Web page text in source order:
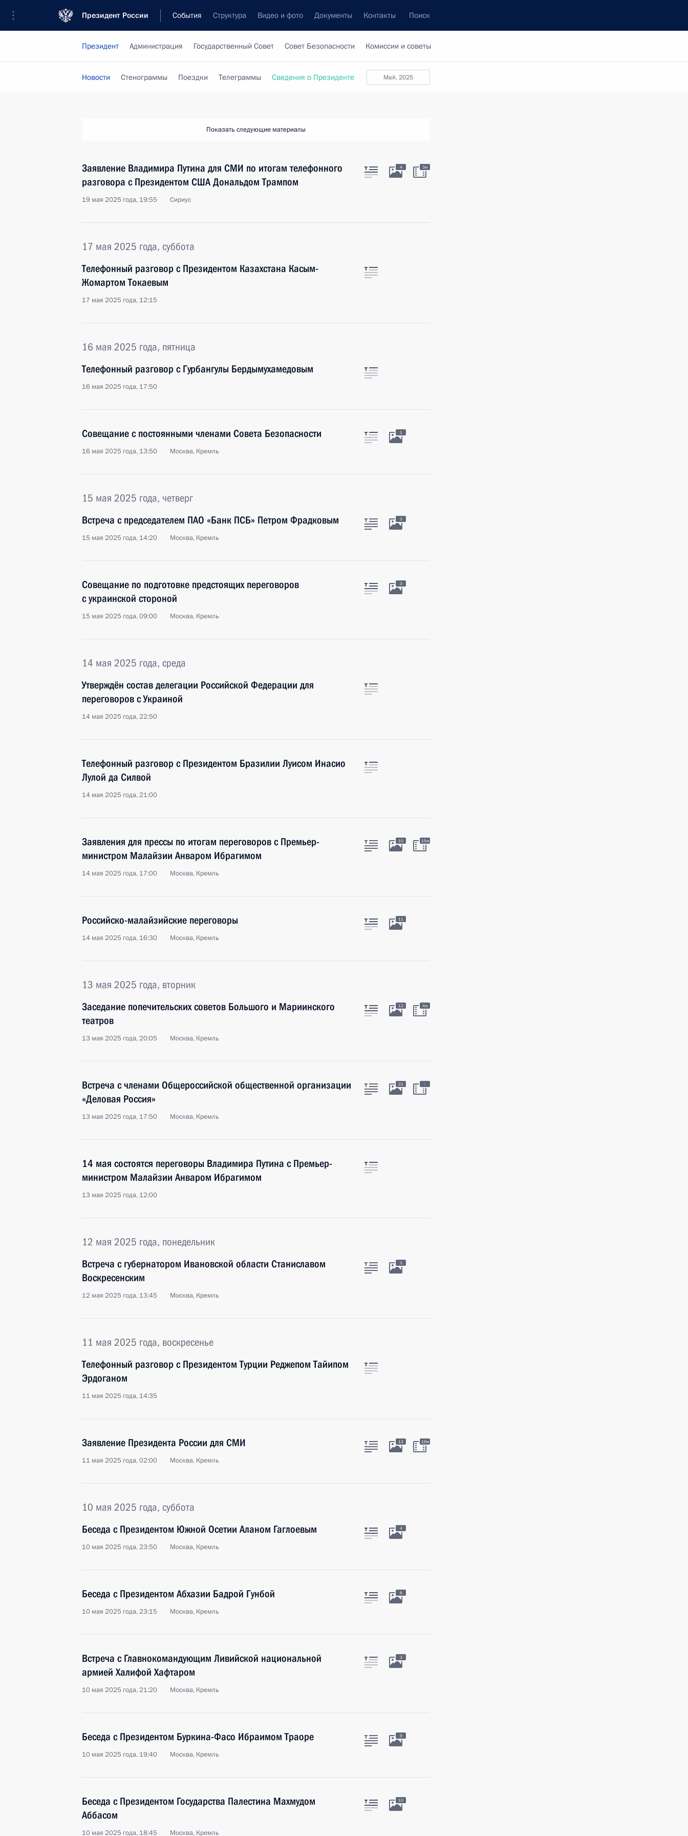
Президент России События Структура Видео и фото Документы Контакты Поиск
Президент Администрация Государственный Совет Совет Безопасности Комиссии и советы
май, 2025
Новости Стенограммы Поездки Телеграммы Сведения о Президенте
Показать следующие материалы
Заявление Владимира Путина для СМИ по итогам телефонного
разговора с Президентом США Дональдом Трампом
19 мая 2025 года, 19:55 Сириус
4 3м
17 мая 2025 года, суббота
Телефонный разговор с Президентом Казахстана Касым-
Жомартом Токаевым
17 мая 2025 года, 12:15
16 мая 2025 года, пятница
Телефонный разговор с Гурбангулы Бердымухамедовым
16 мая 2025 года, 17:50
Совещание с постоянными членами Совета Безопасности
16 мая 2025 года, 13:50 Москва, Кремль
1
15 мая 2025 года, четверг
Встреча с председателем ПАО «Банк ПСБ» Петром Фрадковым
15 мая 2025 года, 14:20 Москва, Кремль
3
Совещание по подготовке предстоящих переговоров
с украинской стороной
15 мая 2025 года, 09:00 Москва, Кремль
3
14 мая 2025 года, среда
Утверждён состав делегации Российской Федерации для
переговоров с Украиной
14 мая 2025 года, 22:50
Телефонный разговор с Президентом Бразилии Луисом Инасио
Лулой да Силвой
14 мая 2025 года, 21:00
Заявления для прессы по итогам переговоров с Премьер-
министром Малайзии Анваром Ибрагимом
14 мая 2025 года, 17:00 Москва, Кремль
10 15м
Российско-малайзийские переговоры
14 мая 2025 года, 16:30 Москва, Кремль
11
13 мая 2025 года, вторник
Заседание попечительских советов Большого и Мариинского
театров
13 мая 2025 года, 20:05 Москва, Кремль
12 4м
Встреча с членами Общероссийской общественной организации
«Деловая Россия»
13 мая 2025 года, 17:50 Москва, Кремль
21 :
14 мая состоятся переговоры Владимира Путина с Премьер-
министром Малайзии Анваром Ибрагимом
13 мая 2025 года, 12:00
12 мая 2025 года, понедельник
Встреча с губернатором Ивановской области Станиславом
Воскресенским
12 мая 2025 года, 13:45 Москва, Кремль
3
11 мая 2025 года, воскресенье
Телефонный разговор с Президентом Турции Реджепом Тайипом
Эрдоганом
11 мая 2025 года, 14:35
Заявление Президента России для СМИ
11 мая 2025 года, 02:00 Москва, Кремль
13 19м
10 мая 2025 года, суббота
Беседа с Президентом Южной Осетии Аланом Гаглоевым
10 мая 2025 года, 23:50 Москва, Кремль
4
Беседа с Президентом Абхазии Бадрой Гунбой
10 мая 2025 года, 23:15 Москва, Кремль
6
Встреча с Главнокомандующим Ливийской национальной
армией Халифой Хафтаром
10 мая 2025 года, 21:20 Москва, Кремль
3
Беседа с Президентом Буркина-Фасо Ибраимом Траоре
10 мая 2025 года, 19:40 Москва, Кремль
9
Беседа с Президентом Государства Палестина Махмудом
Аббасом
10 мая 2025 года, 18:45 Москва, Кремль
10